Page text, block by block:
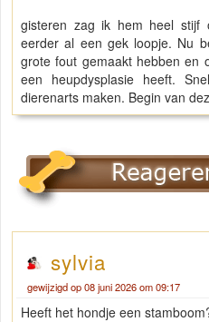
gisteren zag ik hem heel stijf
eerder al een gek loopje. Nu
grote fout gemaakt hebben en
een heupdysplasie heeft.
dierenarts maken. Begin van
sylvia
gewijzigd op 08 juni 2026 om 09:17
Heeft het hondje een